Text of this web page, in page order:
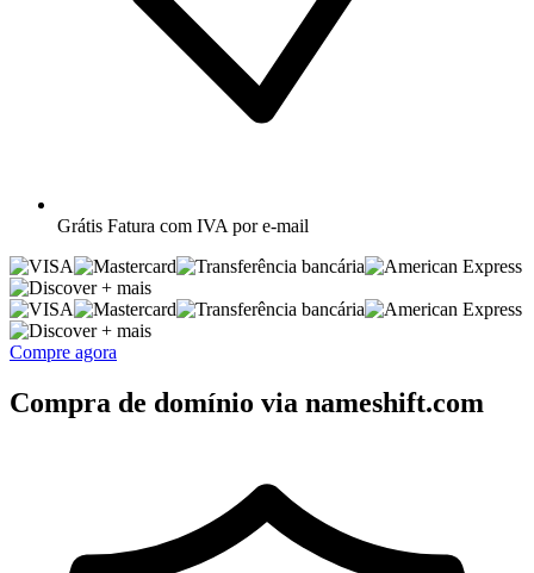
Grátis Fatura com IVA por e-mail
+ mais
+ mais
Compre agora
Compra de domínio via nameshift.com